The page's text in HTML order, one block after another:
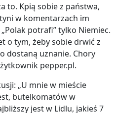
to. Kpią sobie z państwa,
w komentarzach im
potrafi” tylko Niemiec.
o tym, żeby sobie drwić z
dostaną uznanie. Chory
pepper.pl.
„U mnie w mieście
butelkomatów w
jest w Lidlu, jakieś 7